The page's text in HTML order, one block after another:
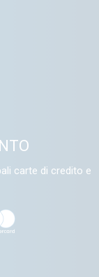
carte di credito e